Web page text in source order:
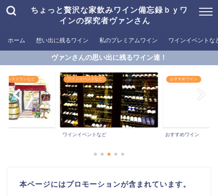
ちょっと贅沢な家飲みワイン備忘録ｂｙワ
インの探究者ヴァンさん
ホーム 想い出に残るワイン 私のプレミアムワイン ワインイベントな
ヴァンさんの思い出に残るワイン達！
るレストランなど ワインイベントなど
ワインイベントなど
おすすめワイン
おすすめワイン
本ページにはプロモーションが含まれています。